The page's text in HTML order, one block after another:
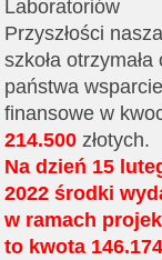
Laboratoriów
Przyszłości nasza
szkoła otrzymała
państwa wsparcie
finansowe w
214.500 złotych.
Na dzień 15
2022 środki
w ramach
to kwota